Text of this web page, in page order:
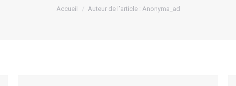
Vous êtes ici :
Accueil Auteur de l’article : Anonyma_ad